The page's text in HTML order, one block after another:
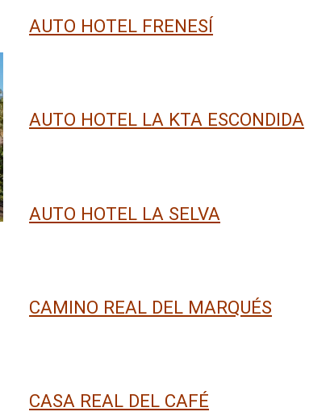
AUTO HOTEL FRENESÍ
AUTO HOTEL LA KTA ESCONDIDA
AUTO HOTEL LA SELVA
CAMINO REAL DEL MARQUÉS
CASA REAL DEL CAFÉ